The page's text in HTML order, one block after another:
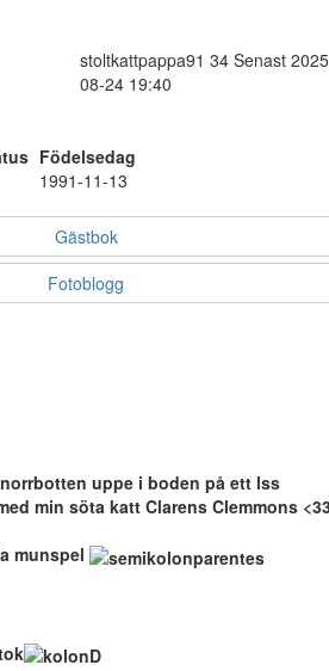
stoltkattpappa91 34 Senast
08-24 19:40
Födelsedag
1991-11-13
Gästbok
Fotoblogg
uppe i boden på ett lss
min söta katt Clarens Clemmons
munspel